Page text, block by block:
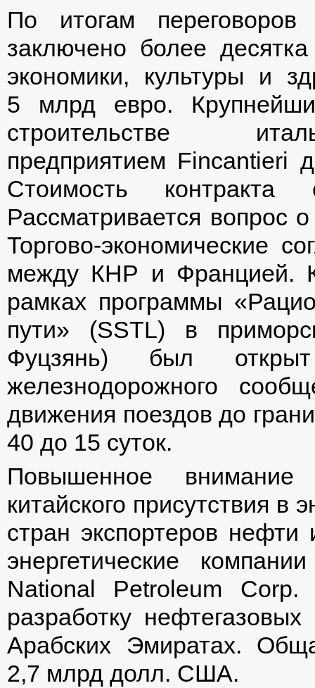
По итогам
заключено более
экономики, культуры и
5 млрд евро.
строительстве
предприятием Fincantieri
Стоимость
Рассматривается вопрос
Торгово-экономические
между КНР и Францией.
рамках программы
пути» (SSTL) в
Фуцзянь) был
железнодорожного
движения поездов до
40 до 15 суток.
Повышенное
китайского присутствия в
стран экспортеров
энергетические
National Petroleum
разработку
Арабских Эмиратах.
2,7 млрд долл. США.